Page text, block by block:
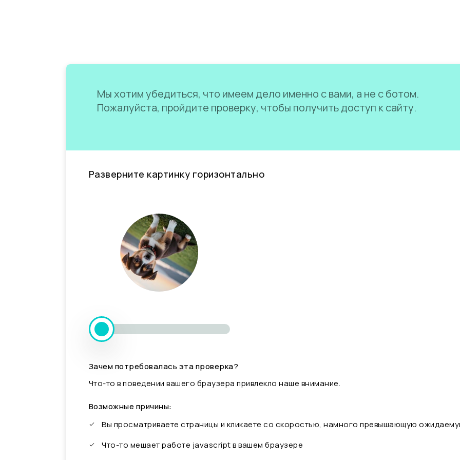
Мы хотим убедиться, что имеем дело именно с вами, а не с ботом.
Пожалуйста, пройдите проверку, чтобы получить доступ к сайту.
Разверните картинку горизонтально
Зачем потребовалась эта проверка?
Что-то в поведении вашего браузера привлекло наше внимание.
Возможные причины:
Вы просматриваете страницы и кликаете со скоростью, намного превышающую
Что-то мешает работе javascript в вашем браузере